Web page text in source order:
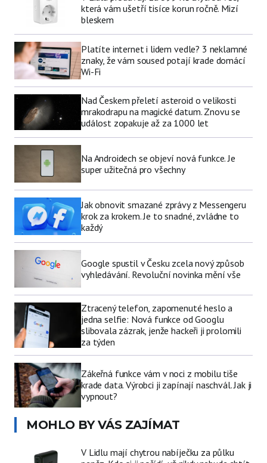
která vám ušetří tisíce korun ročně. Mizí
bleskem
Platíte internet i lidem vedle? 3 neklamné
znaky, že vám soused potají krade domácí
Wi-Fi
Nad Českem přeletí asteroid o velikosti
mrakodrapu na magické datum. Znovu se
událost zopakuje až za 1000 let
Na Androidech se objeví nová funkce. Je
super užitečná pro všechny
Jak obnovit smazané zprávy z Messengeru
krok za krokem. Je to snadné, zvládne to
každý
Google spustil v Česku zcela nový způsob
vyhledávání. Revoluční novinka mění vše
Ztracený telefon, zapomenuté heslo a
jedna selfie: Nová funkce od Googlu
slibovala zázrak, jenže hackeři ji prolomili
za týden
Zákeřná funkce vám v noci z mobilu tiše
krade data. Výrobci ji zapínají naschvál. Jak ji
vypnout?
MOHLO BY VÁS ZAJÍMAT
V Lidlu mají chytrou nabíječku za půlku